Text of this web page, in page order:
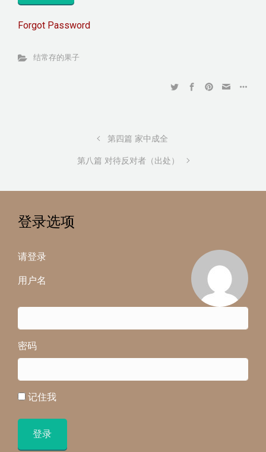
Forgot Password
结常存的果子
第四篇 家中成全
第八篇 对待反对者（出处）
登录选项
请登录
用户名
密码
记住我